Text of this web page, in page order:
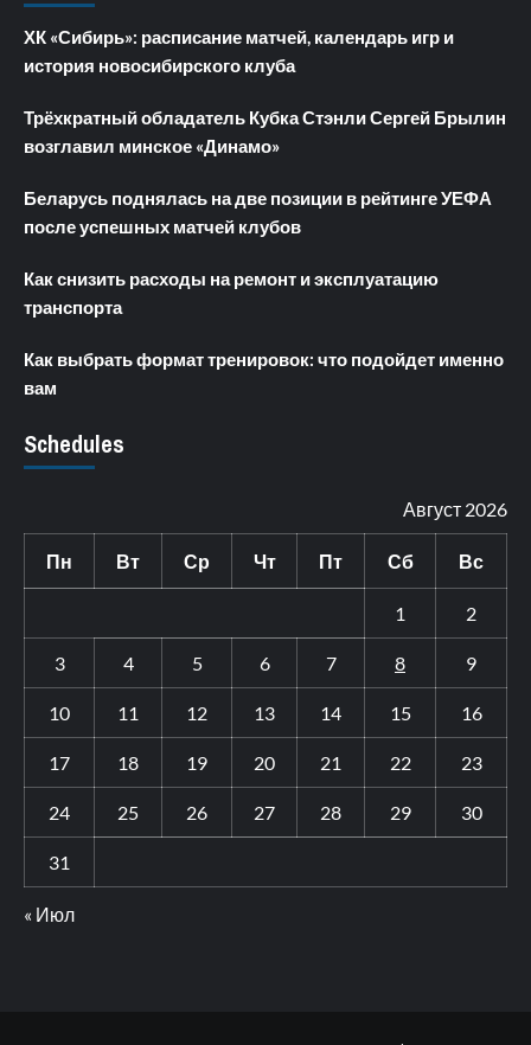
ХК «Сибирь»: расписание матчей, календарь игр и
история новосибирского клуба
Трёхкратный обладатель Кубка Стэнли Сергей Брылин
возглавил минское «Динамо»
Беларусь поднялась на две позиции в рейтинге УЕФА
после успешных матчей клубов
Как снизить расходы на ремонт и эксплуатацию
транспорта
Как выбрать формат тренировок: что подойдет именно
вам
Schedules
Август 2026
Пн Вт Ср Чт Пт Сб Вс
1 2
3 4 5 6 7 8 9
10 11 12 13 14 15 16
17 18 19 20 21 22 23
24 25 26 27 28 29 30
31
« Июл